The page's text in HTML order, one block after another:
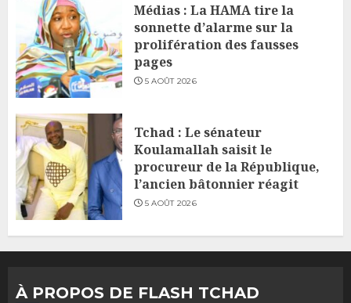
Médias : La HAMA tire la
sonnette d’alarme sur la
prolifération des fausses
pages
5 AOÛT 2026
Tchad : Le sénateur
Koulamallah saisit le
procureur de la République,
l’ancien bâtonnier réagit
5 AOÛT 2026
À PROPOS DE FLASH TCHAD